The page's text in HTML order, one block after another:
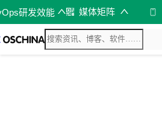
研发效能 媒体矩阵